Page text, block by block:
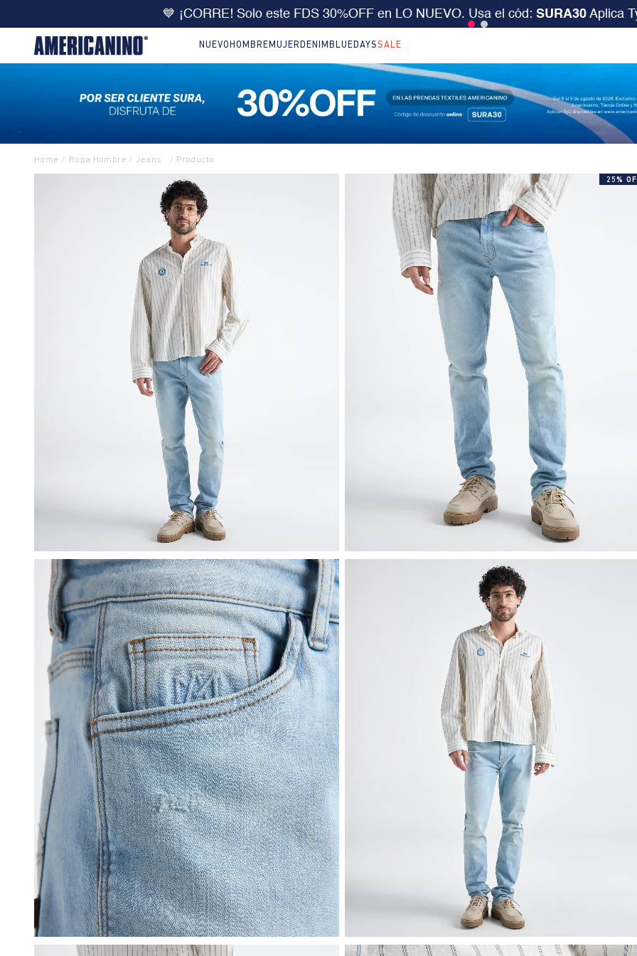
🔥DOBLE DCTO10% extra desde $199.000 ó 15% extra desde $400.000 en SALE.
NUEVO HOMBRE MUJER DENIM BLUEDAYSSALE
Ropa Hombre Jeans
25%